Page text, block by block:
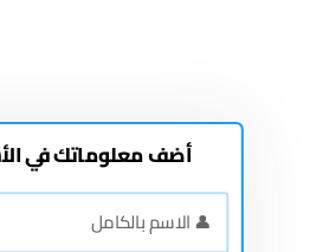
أضف معلوماتك في